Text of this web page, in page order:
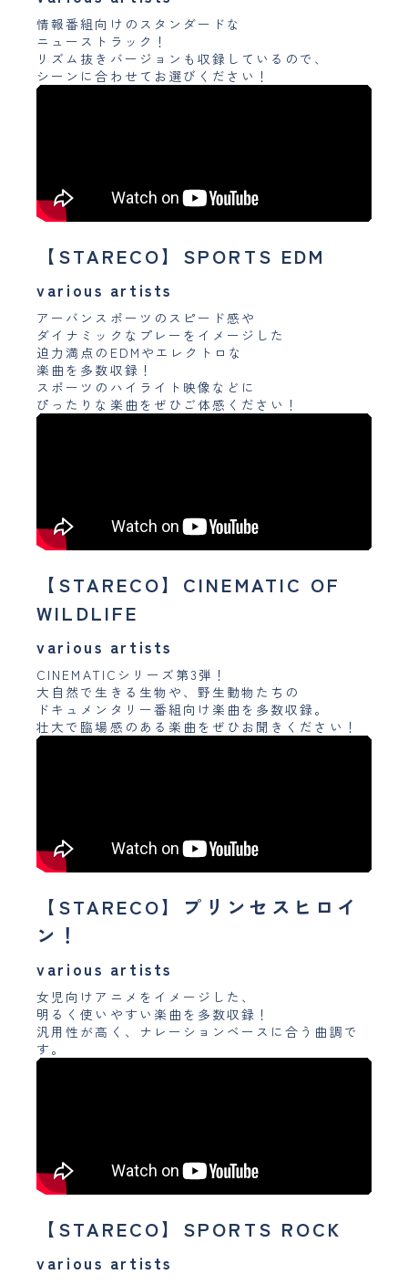
情報番組向けのスタンダードな
ニューストラック！
リズム抜きバージョンも収録しているので、
シーンに合わせてお選びください！
【STARECO】SPORTS EDM
various artists
アーバンスポーツのスピード感や
ダイナミックなプレーをイメージした
迫力満点のEDMやエレクトロな
楽曲を多数収録！
スポーツのハイライト映像などに
ぴったりな楽曲をぜひご体感ください！
【STARECO】CINEMATIC OF
WILDLIFE
various artists
CINEMATICシリーズ第3弾！
大自然で生きる生物や、野生動物たちの
ドキュメンタリー番組向け楽曲を多数収録。
壮大で臨場感のある楽曲をぜひお聞きください！
【STARECO】プリンセスヒロイ
ン！
various artists
女児向けアニメをイメージした、
明るく使いやすい楽曲を多数収録！
汎用性が高く、ナレーションベースに合う曲調で
す。
【STARECO】SPORTS ROCK
various artists